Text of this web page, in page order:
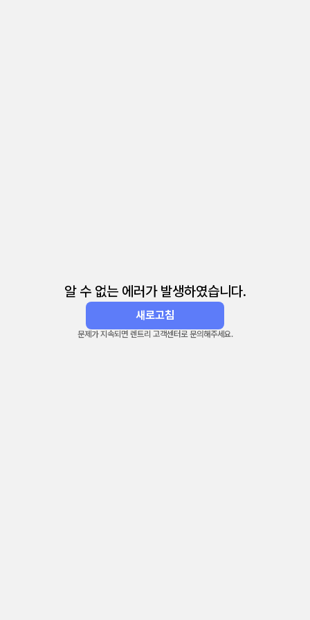
알 수 없는 에러가 발생하였습니다.
새로고침
문제가 지속되면 렌트리 고객센터로 문의해주세요.